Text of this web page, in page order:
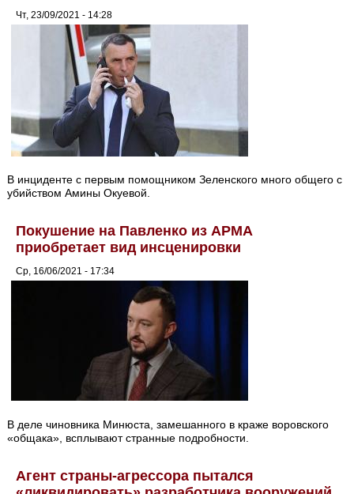
Чт, 23/09/2021 - 14:28
В инциденте с первым помощником Зеленского много общего с
убийством Амины Окуевой.
Покушение на Павленко из АРМА
приобретает вид инсценировки
Ср, 16/06/2021 - 17:34
В деле чиновника Минюста, замешанного в краже воровского
«общака», всплывают странные подробности.
Агент страны-агрессора пытался